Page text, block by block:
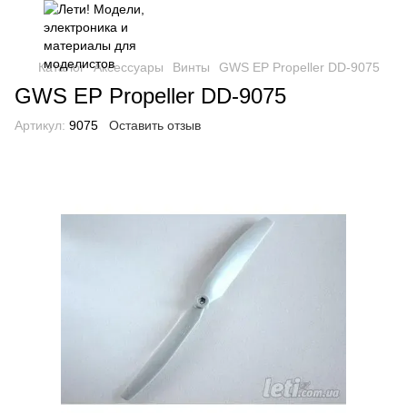
Каталог Аксессуары Винты GWS EP Propeller DD-9075
GWS EP Propeller DD-9075
Артикул: 9075 Оставить отзыв